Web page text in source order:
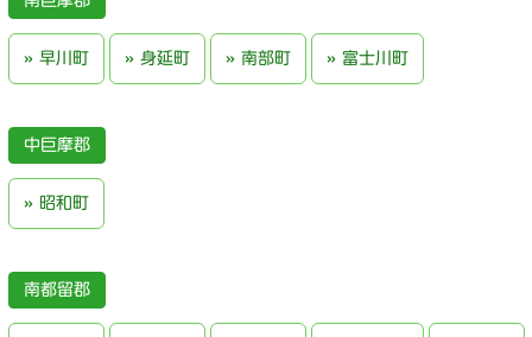
早川町 身延町 南部町 富士川町
中巨摩郡
昭和町
南都留郡